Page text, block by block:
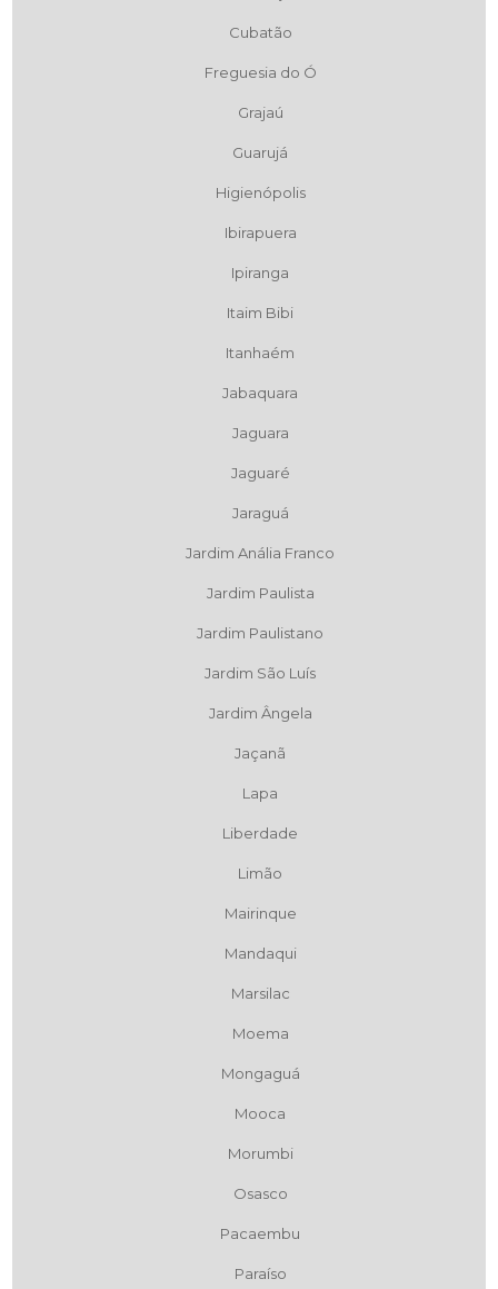
Cubatão
Freguesia do Ó
Grajaú
Guarujá
Higienópolis
Ibirapuera
Ipiranga
Itaim Bibi
Itanhaém
Jabaquara
Jaguara
Jaguaré
Jaraguá
Jardim Anália Franco
Jardim Paulista
Jardim Paulistano
Jardim São Luís
Jardim Ângela
Jaçanã
Lapa
Liberdade
Limão
Mairinque
Mandaqui
Marsilac
Moema
Mongaguá
Mooca
Morumbi
Osasco
Pacaembu
Paraíso